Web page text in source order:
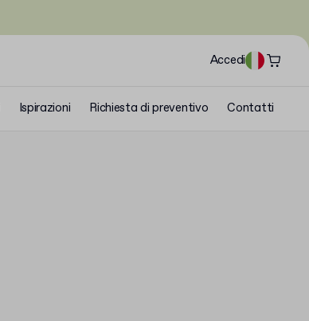
Accedi
Ispirazioni Richiesta di preventivo Contatti